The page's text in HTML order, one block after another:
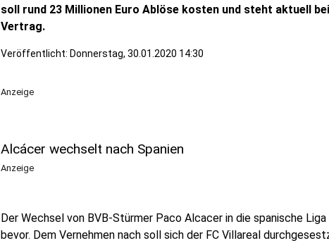
soll rund 23 Millionen Euro Ablöse kosten und steht aktuell
Vertrag.
Veröffentlicht: Donnerstag, 30.01.2020 14:30
Anzeige
Alcácer wechselt nach Spanien
Anzeige
Der Wechsel von BVB-Stürmer Paco Alcacer in die spanische
bevor. Dem Vernehmen nach soll sich der FC Villareal